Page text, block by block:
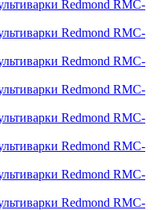
Redmond RMC-
Redmond RMC-
Redmond RMC-
Redmond RMC-
Redmond RMC-
Redmond RMC-
Redmond RMC-
Redmond RMC-